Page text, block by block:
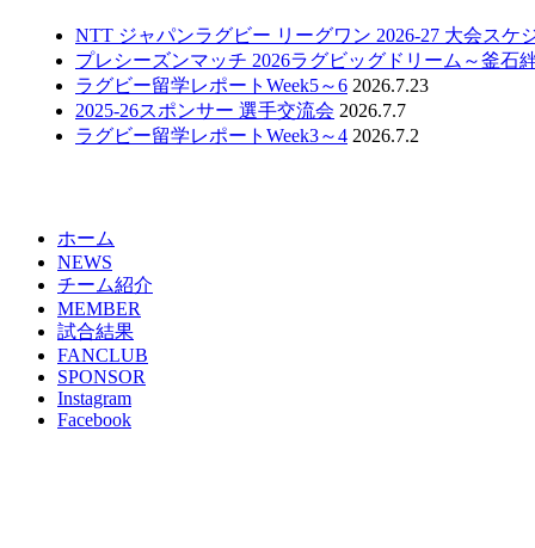
NTT ジャパンラグビー リーグワン 2026-27 大会スケ
プレシーズンマッチ 2026ラグビッグドリーム～釜石
ラグビー留学レポートWeek5～6 2026.7.23
2025-26スポンサー 選手交流会 2026.7.7
ラグビー留学レポートWeek3～4 2026.7.2
ホーム
NEWS
チーム紹介
MEMBER
試合結果
FANCLUB
SPONSOR
Instagram
Facebook